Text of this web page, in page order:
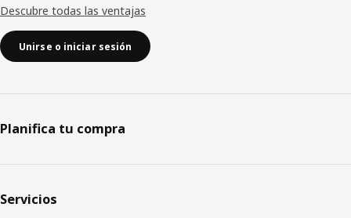
Descubre todas las ventajas
Unirse o iniciar sesión
Planifica tu compra
Servicios